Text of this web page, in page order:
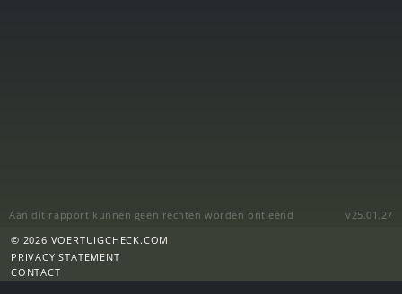
Aan dit rapport kunnen geen rechten worden ontleend
v25.01.27
© 2026 VOERTUIGCHECK.COM
PRIVACY STATEMENT
CONTACT